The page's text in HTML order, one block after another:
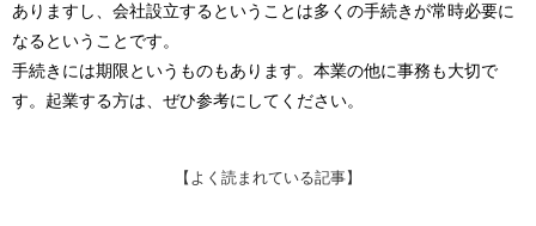
ありますし、会社設立するということは多くの手続きが常時必要に
なるということです。
手続きには期限というものもあります。本業の他に事務も大切で
す。起業する方は、ぜひ参考にしてください。
【よく読まれている記事】